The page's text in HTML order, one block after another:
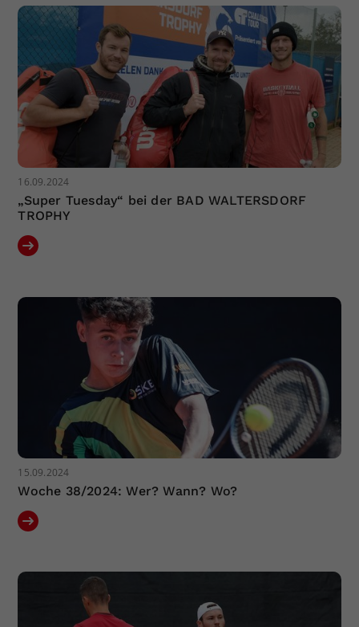
16.09.2024
„Super Tuesday“ bei der BAD WALTERSDORF
TROPHY
15.09.2024
Woche 38/2024: Wer? Wann? Wo?